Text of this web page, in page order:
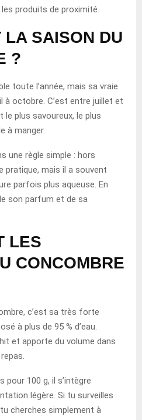
produits de proximité.
SAISON DU
?
toute l’année, mais sa vraie
à octobre. C’est entre juillet et
le plus savoureux, le plus
à manger.
une règle simple : hors
pratique, mais il a souvent
parfois plus aqueuse. En
son parfum et de sa
LES
CONCOMBRE
c’est sa très forte
à plus de 95 % d’eau.
et apporte du volume dans
pour 100 g, il s’intègre
légère. Si tu surveilles
cherches simplement à